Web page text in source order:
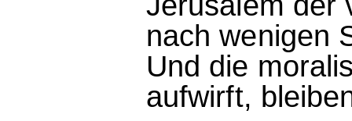
nach wenigen
Und die
aufwirft,